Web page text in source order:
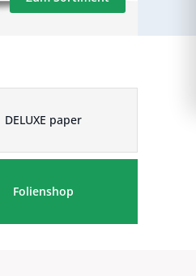
DELUXE paper
Folienshop